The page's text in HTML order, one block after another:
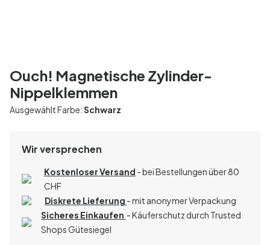
Ouch! Magnetische Zylinder-
Nippelklemmen
Ausgewählt Farbe:Schwarz
Wir versprechen
Kostenloser Versand - bei Bestellungen über 80
CHF
Diskrete Lieferung - mit anonymer Verpackung
Sicheres Einkaufen - Käuferschutz durch Trusted
Shops Gütesiegel